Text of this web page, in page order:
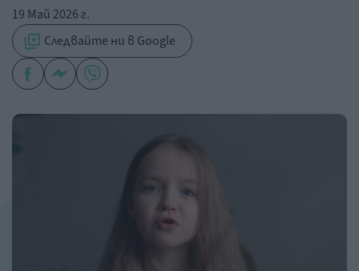
19 Май 2026 г.
Следвайте ни в Google